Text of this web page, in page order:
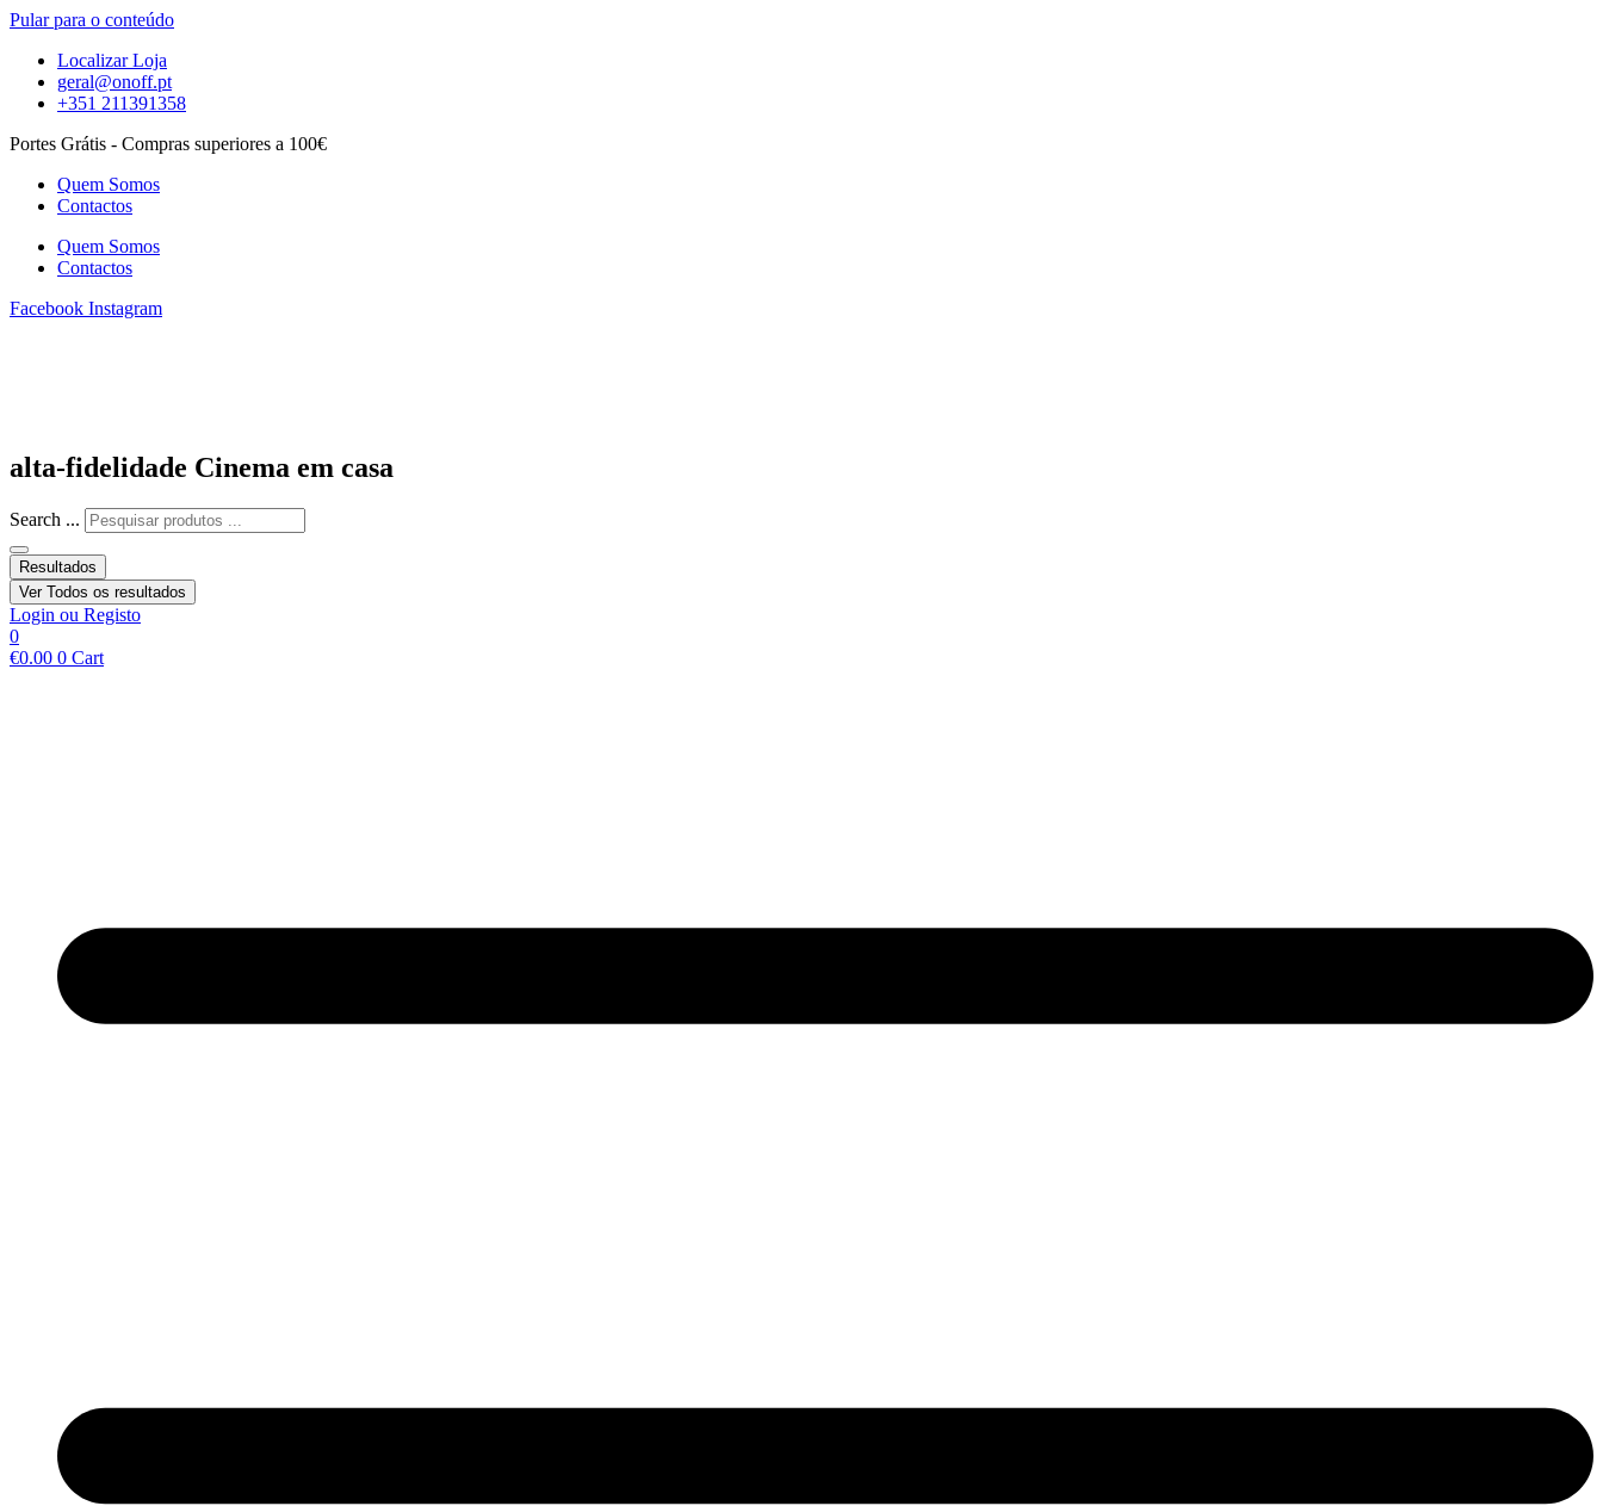
Pular para o conteúdo
Localizar Loja
geral@onoff.pt
+351 211391358
Portes Grátis - Compras superiores a 100€
Quem Somos
Contactos
Quem Somos
Contactos
Facebook Instagram
alta-fidelidade Cinema em casa
Search ...
Resultados
Ver Todos os resultados
Login ou Registo
0
€0.00 0 Cart